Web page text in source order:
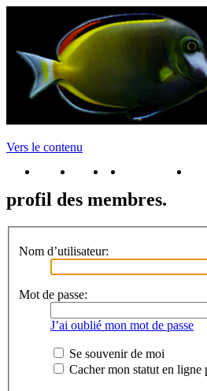
Vers le contenu
portail
forum faq m'enregister
profil des membres.
Nom d’utilisateur:
Mot de passe:
J’ai oublié mon mot de passe
Se souvenir de moi
Cacher mon statut en ligne